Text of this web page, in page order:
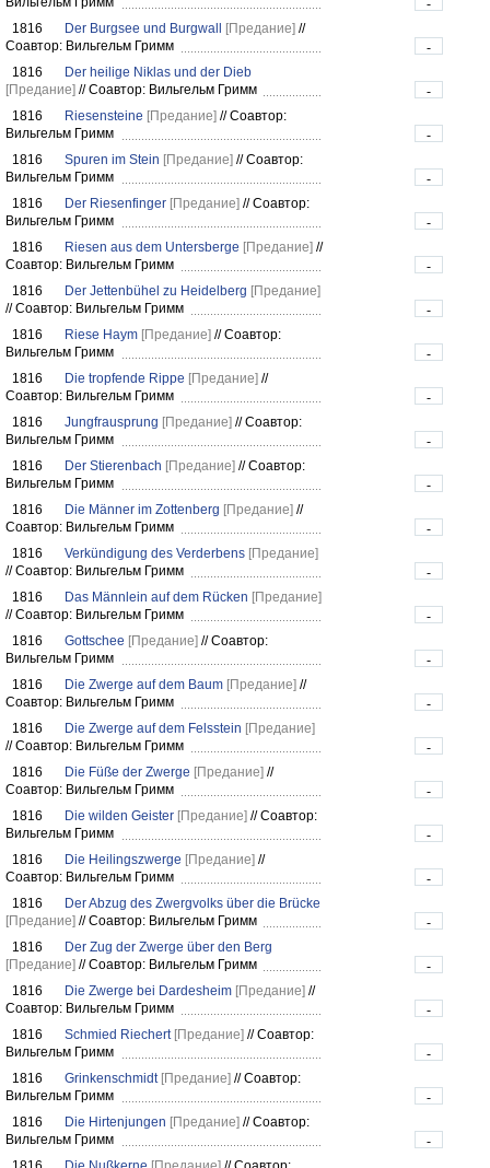
-
1816
Der Burgsee und Burgwall [Предание] //
Соавтор: Вильгельм Гримм
-
1816
Der heilige Niklas und der Dieb
[Предание] //Соавтор: Вильгельм Гримм
-
1816
Riesensteine [Предание] //Соавтор:
Вильгельм Гримм
-
1816
Spuren im Stein [Предание] //Соавтор:
Вильгельм Гримм
-
1816
Der Riesenfinger [Предание] //Соавтор:
Вильгельм Гримм
-
1816
Riesen aus dem Untersberge [Предание] //
Соавтор: Вильгельм Гримм
-
1816
Der Jettenbühel zu Heidelberg [Предание]
//Соавтор: Вильгельм Гримм
-
1816
Riese Haym [Предание] //Соавтор:
Вильгельм Гримм
-
1816
Die tropfende Rippe [Предание] //
Соавтор: Вильгельм Гримм
-
1816
Jungfrausprung [Предание] //Соавтор:
Вильгельм Гримм
-
1816
Der Stierenbach [Предание] //Соавтор:
Вильгельм Гримм
-
1816
Die Männer im Zottenberg [Предание] //
Соавтор: Вильгельм Гримм
-
1816
Verkündigung des Verderbens [Предание]
//Соавтор: Вильгельм Гримм
-
1816
Das Männlein auf dem Rücken [Предание]
//Соавтор: Вильгельм Гримм
-
1816
Gottschee [Предание] //Соавтор:
Вильгельм Гримм
-
1816
Die Zwerge auf dem Baum [Предание] //
Соавтор: Вильгельм Гримм
-
1816
Die Zwerge auf dem Felsstein [Предание]
//Соавтор: Вильгельм Гримм
-
1816
Die Füße der Zwerge [Предание] //
Соавтор: Вильгельм Гримм
-
1816
Die wilden Geister [Предание] //Соавтор:
Вильгельм Гримм
-
1816
Die Heilingszwerge [Предание] //
Соавтор: Вильгельм Гримм
-
1816
Der Abzug des Zwergvolks über die Brücke
[Предание] //Соавтор: Вильгельм Гримм
-
1816
Der Zug der Zwerge über den Berg
[Предание] //Соавтор: Вильгельм Гримм
-
1816
Die Zwerge bei Dardesheim [Предание] //
Соавтор: Вильгельм Гримм
-
1816
Schmied Riechert [Предание] //Соавтор:
Вильгельм Гримм
-
1816
Grinkenschmidt [Предание] //Соавтор:
Вильгельм Гримм
-
1816
Die Hirtenjungen [Предание] //Соавтор:
Вильгельм Гримм
-